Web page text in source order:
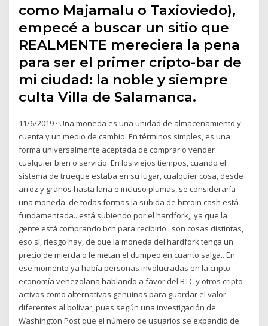
como Majamalu o Taxioviedo),
empecé a buscar un sitio que
REALMENTE mereciera la pena
para ser el primer cripto-bar de
mi ciudad: la noble y siempre
culta Villa de Salamanca.
11/6/2019 · Una moneda es una unidad de almacenamiento y
cuenta y un medio de cambio. En términos simples, es una
forma universalmente aceptada de comprar o vender
cualquier bien o servicio. En los viejos tiempos, cuando el
sistema de trueque estaba en su lugar, cualquier cosa, desde
arroz y granos hasta lana e incluso plumas, se consideraría
una moneda. de todas formas la subida de bitcoin cash está
fundamentada.. está subiendo por el hardfork,, ya que la
gente está comprando bch para recibirlo.. son cosas distintas,
eso sí, riesgo hay, de que la moneda del hardfork tenga un
precio de mierda o le metan el dumpeo en cuanto salga.. En
ese momento ya había personas involucradas en la cripto
economía venezolana hablando a favor del BTC y otros cripto
activos como alternativas genuinas para guardar el valor,
diferentes al bolívar, pues según una investigación de
Washington Post que el número de usuarios se expandió de